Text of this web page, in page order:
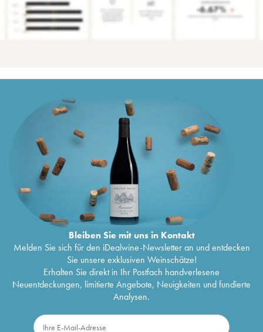
Bleiben Sie mit uns in Kontakt
Melden Sie sich für den iDealwine-Newsletter an und entdecken
Sie unsere exklusiven Weinschätze!
Erhalten Sie direkt in Ihr Postfach handverlesene
Neuentdeckungen, limitierte Angebote, Neuigkeiten und fundierte
Analysen.